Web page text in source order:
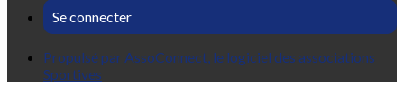
Se connecter
Propulsé par AssoConnect, le logiciel des associations
Sportives